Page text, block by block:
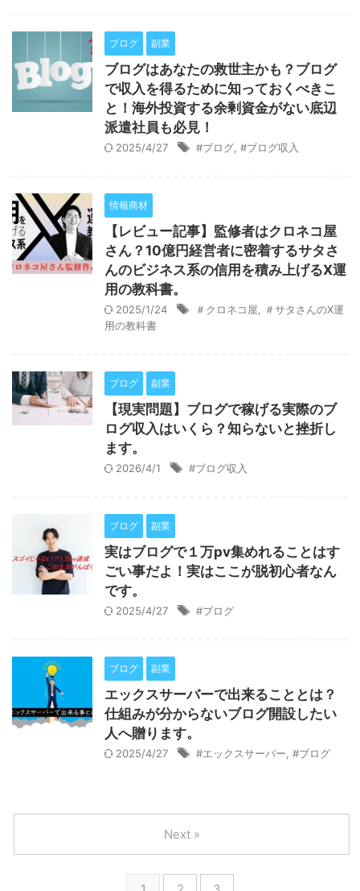
ブログ 副業
ブログはあなたの救世主かも？ブログ
で収入を得るために知っておくべきこ
と！海外投資する余剰資金がない底辺
派遣社員も必見！
2025/4/27 #ブログ #ブログ収入
情報商材
【レビュー記事】監修者はクロネコ屋
さん？10億円経営者に密着するサタさ
んのビジネス系の信用を積み上げるX運
用の教科書。
2025/1/24 ＃クロネコ屋
＃サタさんのX運
用の教科書
ブログ 副業
【現実問題】ブログで稼げる実際のブ
ログ収入はいくら？知らないと挫折し
ます。
2026/4/1 #ブログ収入
ブログ 副業
実はブログで１万pv集めれることはす
ごい事だよ！実はここが脱初心者なん
です。
2025/4/27 #ブログ
ブログ 副業
エックスサーバーで出来ることとは？
仕組みが分からないブログ開設したい
人へ贈ります。
2025/4/27 #エックスサーバー #ブログ
Next »